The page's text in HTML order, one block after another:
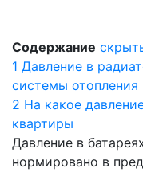
Содержание
1 Давление в
системы
2 На какое
квартиры
Давление в
нормировано в